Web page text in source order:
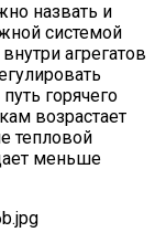
назвать и
системой
агрегатов
горячего
возрастает
тепловой
меньше